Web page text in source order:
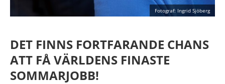
Fotograf: Ingrid Sjöberg
DET FINNS FORTFARANDE CHANS
ATT FÅ VÄRLDENS FINASTE
SOMMARJOBB!